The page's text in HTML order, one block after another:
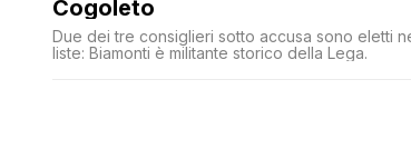
Cogoleto
Due dei tre consiglieri sotto accusa sono eletti
liste: Biamonti è militante storico della Lega.